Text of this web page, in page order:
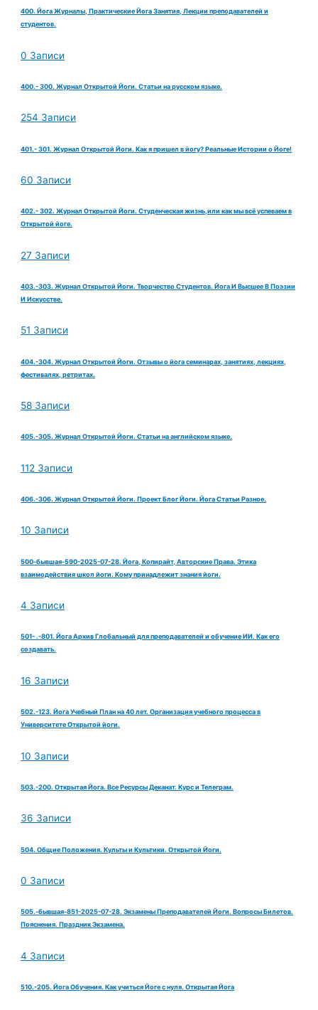
400. Йога Журналы, Практические Йога Занятия, Лекции преподавателей и
студентов.
0 Записи
400.- 300. Журнал Открытой Йоги. Статьи на русском языке.
254 Записи
401.- 301. Журнал Открытой Йоги. Как я пришел в йогу? Реальные Истории о Йоге!
60 Записи
402.- 302. Журнал Открытой Йоги. Студенческая жизнь,или как мы всё успеваем в
Открытой йоге.
27 Записи
403.-303. Журнал Открытой Йоги. Творчество Студентов. Йога И Высшее В Поэзии
И Искусстве.
51 Записи
404.-304. Журнал Открытой Йоги. Отзывы о йога семинарах, занятиях, лекциях,
фестивалях, ретритах.
58 Записи
405.-305. Журнал Открытой Йоги. Статьи на английском языке.
112 Записи
406.-306. Журнал Открытой Йоги. Проект Блог Йоги. Йога Статьи Разное.
10 Записи
500-бывшая-590-2025-07-28. Йога, Копирайт, Авторские Права. Этика
взаимодействия школ йоги. Кому принадлежит знания йоги.
4 Записи
501- .-801. Йога Архив Глобальный для преподавателей и обучение ИИ. Как его
создавать.
16 Записи
502.-123. Йога Учебный План на 40 лет. Организация учебного процесса в
Университете Открытой йоги.
10 Записи
503.-200. Открытая Йога. Все Ресурсы Деканат. Курс и Телеграм.
36 Записи
504. Общие Положения. Культы и Культики. Открытой Йоги.
0 Записи
505.-бывшая-851-2025-07-28. Экзамены Преподавателей Йоги. Вопросы Билетов.
Пояснения. Праздник Экзамена.
4 Записи
510.-205. Йога Обучения. Как учиться Йоге с нуля. Открытая Йога